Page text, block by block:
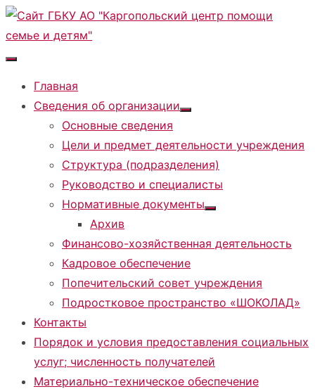
Перейти
к
содержимому
Главная
Сведения об организации
Показать
Основные сведения
Цели и предмет деятельности учреждения
Структура (подразделения)
Руководство и специалисты
Нормативные документы
Показать
Архив
Финансово-хозяйственная деятельность
Кадровое обеспечение
Попечительский совет учреждения
Подростковое пространство «ШОКОЛАД»
Контакты
Порядок и условия предоставления социальных
услуг; численность получателей
Материально-техническое обеспечение